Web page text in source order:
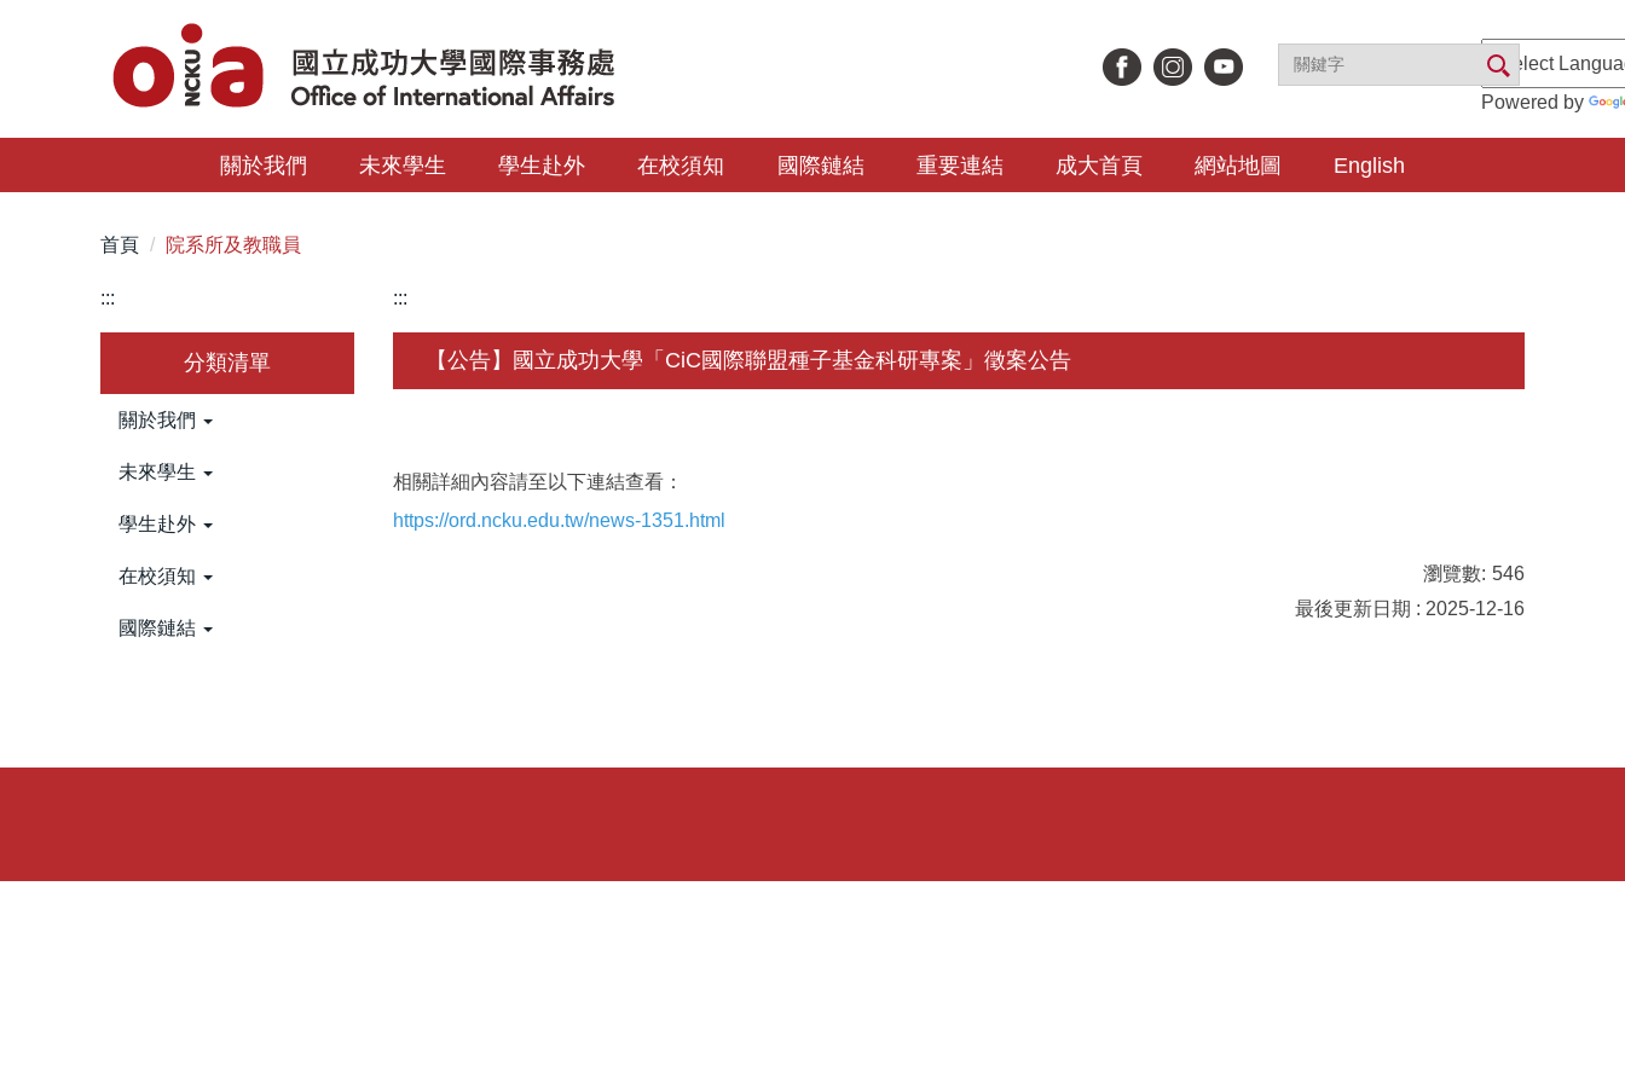
內
區
Powered by
關於我們 未來學生 學生赴外 在校須知 國際鏈結 重要連結 成大首頁 網站地圖 English
首頁 院系所及教職員
:::
分類清單
關於我們
未來學生
學生赴外
在校須知
國際鏈結
:::
【公告】國立成功大學「CiC國際聯盟種子基金科研專案」徵案公告
相關詳細內容請至以下連結查看：
https://ord.ncku.edu.tw/news-1351.html
瀏覽數: 546
最後更新日期 : 2025-12-16